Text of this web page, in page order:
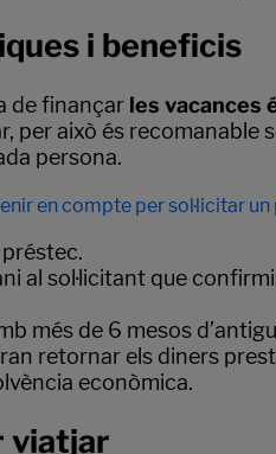
i beneficis
de finançar les vacances
això és recomanable
persona.
en compte per sol·licitar
al sol·licitant que
més de 6 mesos
retornar els diners
econòmica.
viatjar